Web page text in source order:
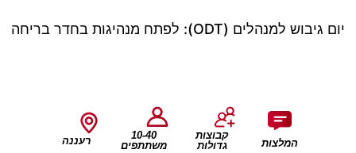
יום גיבוש למנהלים (ODT): לפתח מנהיגות בחדר בריחה
המלצות
קבוצות
גדולות
10-40
משתתפים
רעננה